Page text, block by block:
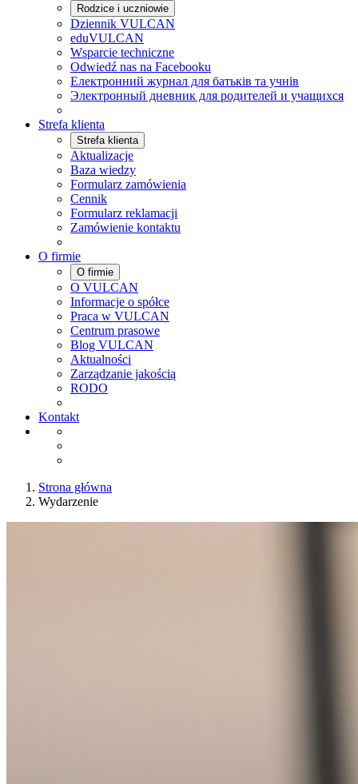
Rodzice i uczniowie
Dziennik VULCAN
eduVULCAN
Wsparcie techniczne
Odwiedź nas na Facebooku
Електронний журнал для батьків та учнів
Электронный дневник для родителей и учащихся
Strefa klienta
Strefa klienta
Aktualizacje
Baza wiedzy
Formularz zamówienia
Cennik
Formularz reklamacji
Zamówienie kontaktu
O firmie
O firmie
O VULCAN
Informacje o spółce
Praca w VULCAN
Centrum prasowe
Blog VULCAN
Aktualności
Zarządzanie jakością
RODO
Kontakt
Strona główna
Wydarzenie